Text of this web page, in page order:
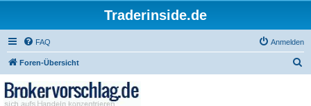
Traderinside.de
FAQ Anmelden
Foren-Übersicht